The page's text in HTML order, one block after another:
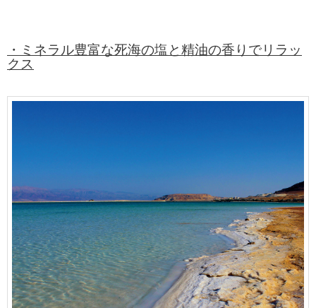
・ミネラル豊富な死海の塩と精油の香りでリラッ
クス